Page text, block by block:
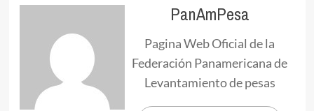
PanAmPesa
Pagina Web Oficial de la
Federación Panamericana de
Levantamiento de pesas